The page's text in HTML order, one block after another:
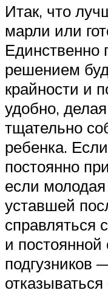
Итак, что
марли или
Единственно
решением
крайности и
удобно,
тщательно
ребенка.
постоянно
если
уставшей
справляться
и
подгузников